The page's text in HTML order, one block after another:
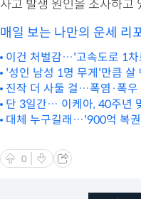
사고 발생 원인을 조사하고
매일 보는 나만의 운세 리
이건 처벌감…'고속도로 1차
'성인 남성 1명 무게'만큼 살
진작 더 사둘 걸…폭염·폭
단 3일간… 이케아, 40주년
대체 누구길래…'900억 복
0